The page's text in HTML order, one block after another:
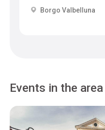
Borgo Valbelluna
Events in the area